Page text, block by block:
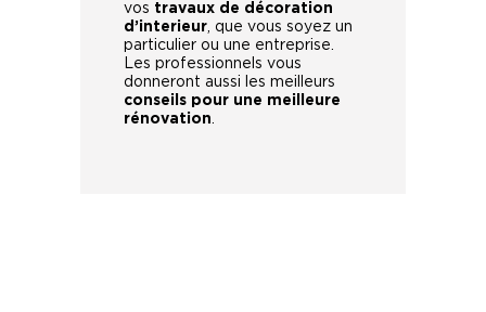
vos travaux de décoration
d’interieur, que vous soyez un
particulier ou une entreprise.
Les professionnels vous
donneront aussi les meilleurs
conseils pour une meilleure
rénovation.